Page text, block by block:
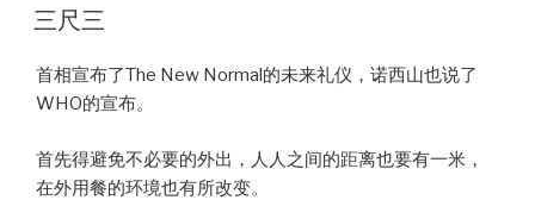
ON
三尺三
首相宣布了The New Normal的未来礼仪，诺西山也说了
WHO的宣布。
首先得避免不必要的外出，人人之间的距离也要有一米，
在外用餐的环境也有所改变。